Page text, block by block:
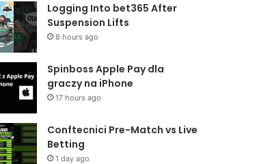
Logging Into bet365 After
Suspension Lifts
8 hours ago
Spinboss Apple Pay dla
graczy na iPhone
17 hours ago
Conftecnici Pre-Match vs Live
Betting
1 day ago